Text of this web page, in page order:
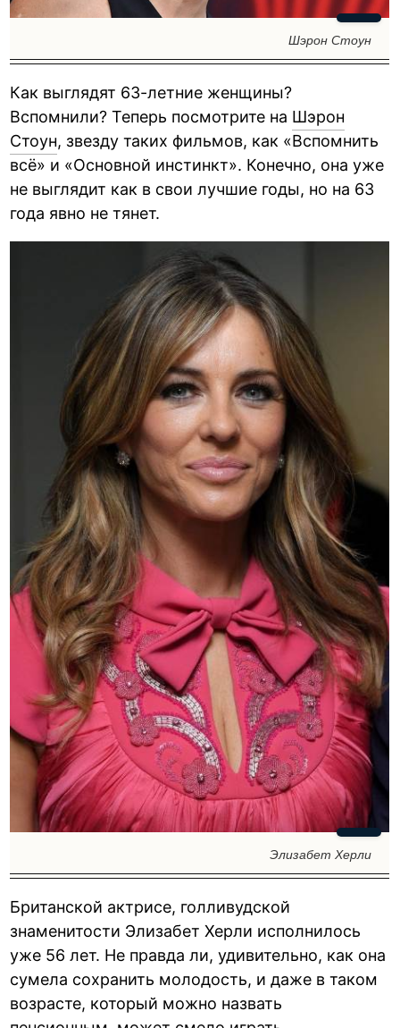
Шэрон Стоун
Как выглядят 63-летние женщины?
Вспомнили? Теперь посмотрите на Шэрон
Стоун, звезду таких фильмов, как «Вспомнить
всё» и «Основной инстинкт». Конечно, она уже
не выглядит как в свои лучшие годы, но на 63
года явно не тянет.
Элизабет Херли
Британской актрисе, голливудской
знаменитости Элизабет Херли исполнилось
уже 56 лет. Не правда ли, удивительно, как она
сумела сохранить молодость, и даже в таком
возрасте, который можно назвать